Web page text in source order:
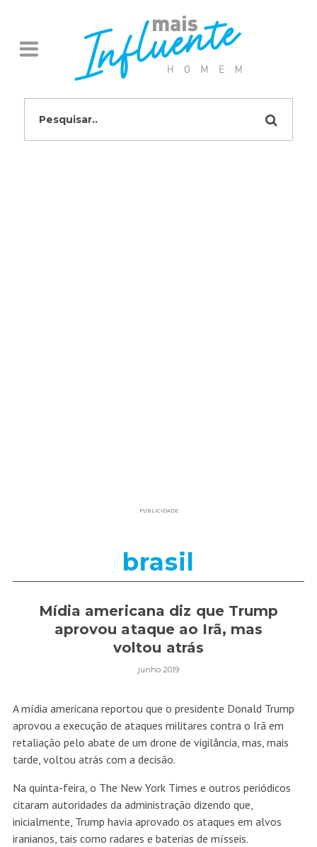
PUBLICIDADE
brasil
Mídia americana diz que Trump
aprovou ataque ao Irã, mas
voltou atrás
junho 2019
A mídia americana reportou que o presidente Donald Trump
aprovou a execução de ataques militares contra o Irã em
retaliação pelo abate de um drone de vigilância, mas, mais
tarde, voltou atrás com a decisão.
Na quinta-feira, o The New York Times e outros periódicos
citaram autoridades da administração dizendo que,
inicialmente, Trump havia aprovado os ataques em alvos
iranianos, tais como radares e baterias de mísseis.